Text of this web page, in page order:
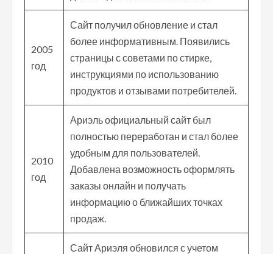
2005
год
Сайт получил обновление и стал
более информативным. Появились
страницы с советами по стирке,
инструкциями по использованию
продуктов и отзывами потребителей.
2010
год
Ариэль официальный сайт был
полностью переработан и стал более
удобным для пользователей.
Добавлена возможность оформлять
заказы онлайн и получать
информацию о ближайших точках
продаж.
Сайт Ариэля обновился с учетом